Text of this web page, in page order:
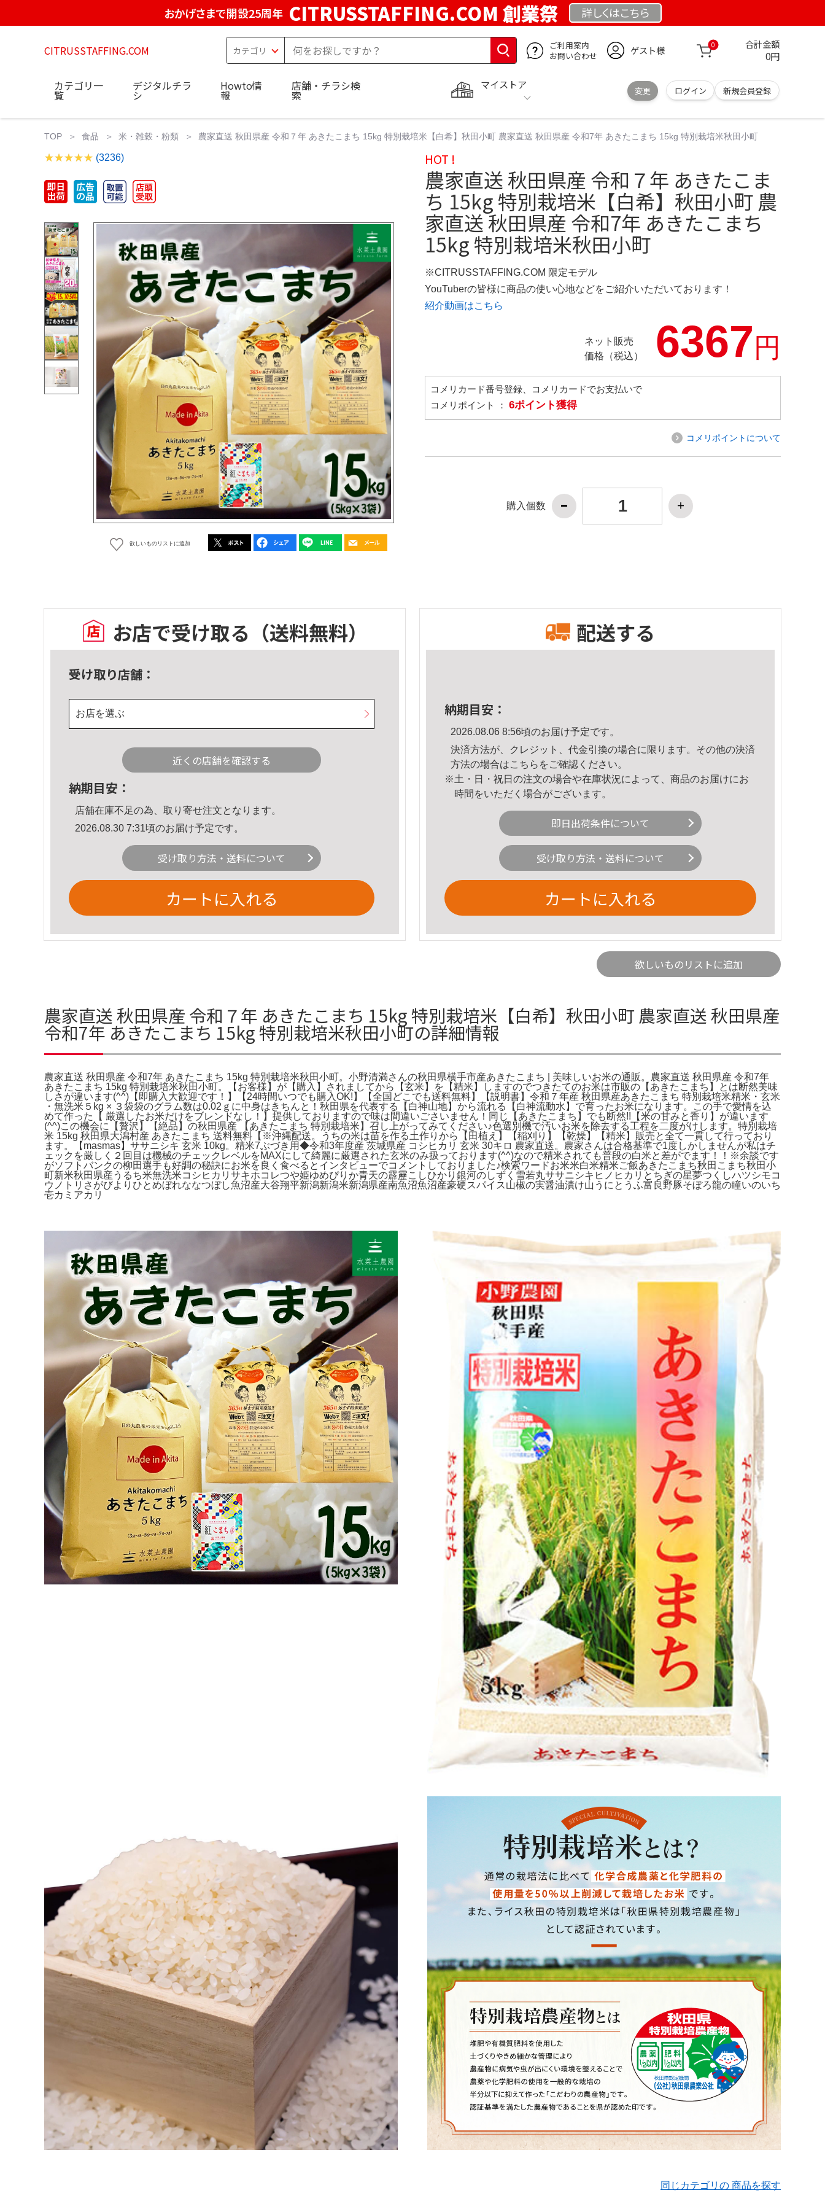
おかげさまで開設25周年 CITRUSSTAFFING.COM 創業祭 詳しくはこちら
CITRUSSTAFFING.COM
ご利用案内
お問い合わせ
ゲスト様 0 合計金額
0円
マイストア
変更 ログイン 新規会員登録
カテゴリ一
覧
デジタルチラ
シ
Howto情
報
店舗・チラシ検
索
TOP 食品 米・雑穀・粉類 農家直送 秋田県産 令和７年 あきたこまち 15kg 特別栽培米【白希】秋田小町 農家直送 秋田県産 令和7年 あきたこまち 15kg 特別栽培米秋田小町
(3236)
欲しいものリストに追加
HOT !
農家直送 秋田県産 令和７年 あきたこま
ち 15kg 特別栽培米【白希】秋田小町 農
家直送 秋田県産 令和7年 あきたこまち
15kg 特別栽培米秋田小町
※CITRUSSTAFFING.COM 限定モデル
YouTuberの皆様に商品の使い心地などをご紹介いただいております！
紹介動画はこちら
ネット販売
価格（税込）
6367円
コメリカード番号登録、コメリカードでお支払いで
コメリポイント ： 6ポイント獲得
コメリポイントについて
購入個数
お店で受け取る （送料無料）
受け取り店舗：
お店を選ぶ
近くの店舗を確認する
納期目安：
店舗在庫不足の為、取り寄せ注文となります。
2026.08.30 7:31頃のお届け予定です。
受け取り方法・送料について
カートに入れる
配送する
納期目安：
2026.08.06 8:56頃のお届け予定です。
決済方法が、クレジット、代金引換の場合に限ります。その他の決済
方法の場合はこちら をご確認ください。
※土・日・祝日の注文の場合や在庫状況によって、商品のお届けにお
時間をいただく場合がございます。
即日出荷条件について
受け取り方法・送料について
カートに入れる
欲しいものリストに追加
農家直送 秋田県産 令和７年 あきたこまち 15kg 特別栽培米【白希】秋田小町 農家直送 秋田県産
令和7年 あきたこまち 15kg 特別栽培米秋田小町の詳細情報
農家直送 秋田県産 令和7年 あきたこまち 15kg 特別栽培米秋田小町。小野清満さんの秋田県横手市産あきたこまち | 美味しいお米の通販。農家直送 秋田県産 令和7年
あきたこまち 15kg 特別栽培米秋田小町。【お客様】が【購入】されましてから【玄米】を【精米】しますのでつきたてのお米は市販の【あきたこまち】とは断然美味
しさが違います(^^)【即購入大歓迎です！】【24時間いつでも購入OK!】【全国どこでも送料無料】【説明書】令和７年産 秋田県産あきたこまち 特別栽培米精米・玄米
・無洗米５kg × ３袋袋のグラム数は0.02ｇに中身はきちんと！秋田県を代表する【白神山地】から流れる【白神流動水】で育ったお米になります。この手で愛情を込
めて作った【 厳選したお米だけをブレンドなし！】提供しておりますので味は間違いごさいません！同じ【あきたこまち】でも断然!!【米の甘みと香り】が違います
(^^)この機会に【贅沢】【絶品】の秋田県産 【あきたこまち 特別栽培米】召し上がってみてください♪色選別機で汚いお米を除去する工程を二度がけします。特別栽培
米 15kg 秋田県大潟村産 あきたこまち 送料無料【※沖縄配送。うちの米は苗を作る土作りから【田植え】【稲刈り】【乾燥】【精米】販売と全て一貫して行っており
ます。【masmas】ササニシキ 玄米 10kg。精米7ぶづき用◆令和3年度産 茨城県産 コシヒカリ 玄米 30キロ 農家直送。農家さんは合格基準で1度しかしませんが私はチ
ェックを厳しく２回目は機械のチェックレベルをMAXにして綺麗に厳選された玄米のみ扱っております(^^)なので精米されても普段の白米と差がでます！！※余談です
がソフトバンクの柳田選手も好調の秘訣にお米を良く食べるとインタビューでコメントしておりました♪検索ワードお米米白米精米ご飯あきたこまち秋田こまち秋田小
町新米秋田県産うるち米無洗米コシヒカリサキホコレつや姫ゆめぴりか青天の霹靂こしひかり銀河のしずく雪若丸ササニシキヒノヒカリとちぎの星夢つくしハツシモコ
ウノトリさがびよりひとめぼれななつぼし魚沼産大谷翔平新潟新潟米新潟県産南魚沼魚沼産豪硬スパイス山椒の実醤油漬け山うにとうふ富良野豚そぼろ龍の瞳いのいち
壱カミアカリ
同じカテゴリの 商品を探す